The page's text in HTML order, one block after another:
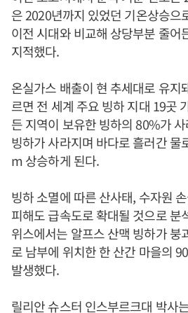
은 2020년까지 있었던 기온상승으
이전 시대와 비교해 상당부분 줄어
지적했다.
온실가스 배출이 현 추세대로 유지
르면 전 세계 주요 빙하 지대 19곳
든 지역이 보유한 빙하의 80%가
빙하가 사라지며 바다로 흘러간 물
m 상승하게 된다.
빙하 소멸에 따른 산사태, 수자원
피해도 급속도로 확대될 것으로 분
위스에서는 알프스 산맥 빙하가 붕
로 남부에 위치한 한 산간 마을의
발생했다.
릴리안 슈스터 인스부르크대 박사